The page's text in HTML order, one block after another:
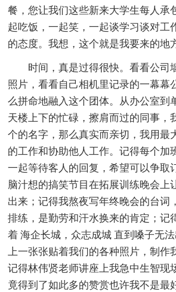
餐，您让我们这些新来大学生每人承
起吃饭，一起笑，一起谈学习谈对工
的态度。我想，这个就是我要来的地
时间，真是过得很快。看看公司
照片，看看自己相机里记录的一幕幕
么拼命地融入这个团体。从办公室到
天楼上下的忙碌，擦肩而过的同事，
个的名字，那么真实而亲切，我用最
的工作和协助他人工作。记得每个加
一起等待客人的回复，希望可以争取
脑汁想的搞笑节目在拓展训练晚会上
出来；记得我熬夜写年终晚会的台词
排练，是勤劳和汗水换来的肯定；记
着 海企长城，众志成城 直到嗓子无
上一张张贴着我们的各种照片，制作
记得林伟贤老师讲座上我急中生智现
竟得到了如此多的赞赏也许我不是最